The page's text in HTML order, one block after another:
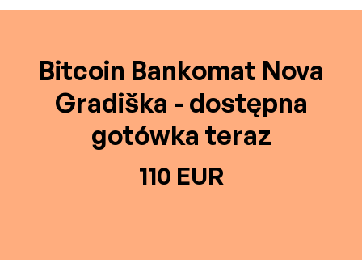
Bitcoin Bankomat Nova
Gradiška - dostępna
gotówka teraz
110 EUR